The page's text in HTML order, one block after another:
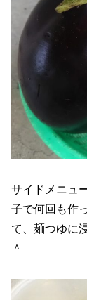
サイドメニュ
子で何回も作
て、麺つゆに
＾